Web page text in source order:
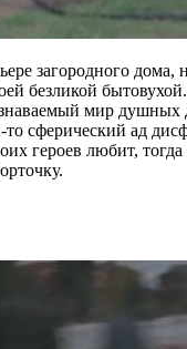
загородного дома,
безликой
мир
то сферический ад
героев любит,